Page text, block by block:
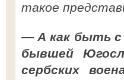
такое
— А как быть с
бывшей
сербских